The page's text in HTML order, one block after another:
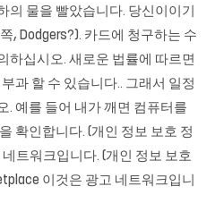
의 물을 빨았습니다. 당신이이기
, Dodgers?). 카드에 청구하는 수
하십시오. 새로운 법률에 따르면
과 할 수 있습니다.. 그래서 일정
. 예를 들어 내가 깨면 컴퓨터를
확인합니다. (개인 정보 보호 정
트워크입니다. (개인 정보 보호
이것은 광고 네트워크입니